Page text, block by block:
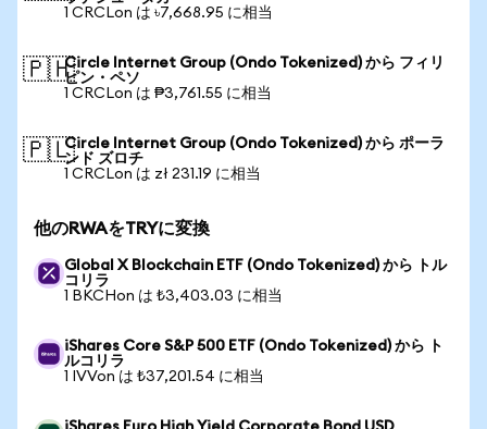
1 CRCLon は ৳7,668.95 に相当
🇵🇭Circle Internet Group (Ondo Tokenized) から フィリ
ピン・ペソ
1 CRCLon は ₱3,761.55 に相当
🇵🇱Circle Internet Group (Ondo Tokenized) から ポーラ
ンド ズロチ
1 CRCLon は zł 231.19 に相当
他のRWAをTRYに変換
Global X Blockchain ETF (Ondo Tokenized) から トル
コリラ
1 BKCHon は ₺3,403.03 に相当
iShares Core S&P 500 ETF (Ondo Tokenized) から ト
ルコリラ
1 IVVon は ₺37,201.54 に相当